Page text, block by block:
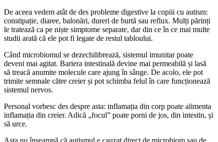
De aceea vedem atât de des probleme digestive la copiii cu autism:
constipație, diaree, balonări, dureri de burtă sau reflux. Mulți părinți
le tratează ca pe niște simptome separate, dar din ce în ce mai multe
studii arată că ele pot fi legate de restul tabloului.
Când microbiomul se dezechilibrează, sistemul imunitar poate
deveni mai agitat. Bariera intestinală devine mai permeabilă și lasă
să treacă anumite molecule care ajung în sânge. De acolo, ele pot
trimite semnale către creier și pot schimba felul în care funcționează
sistemul nervos.
Personal vorbesc des despre asta: inflamația din corp poate alimenta
inflamația din creier. Adică „focul” poate porni de jos, din intestin, și
să urce.
Asta nu înseamnă că autismul e cauzat direct de microbiom sau de